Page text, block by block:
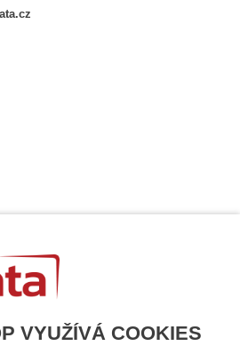
VYUŽÍVÁ COOKIES